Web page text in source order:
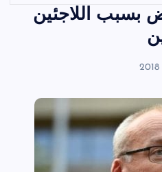
بسبب اللاجئين